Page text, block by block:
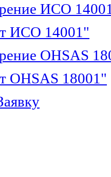
ИСО
ИСО 14001"
OHSAS
OHSAS 18001"